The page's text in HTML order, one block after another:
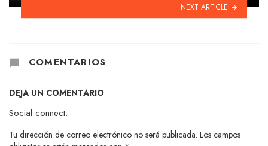
NEXT ARTICLE
COMENTARIOS
DEJA UN COMENTARIO
Social connect:
Tu dirección de correo electrónico no será publicada. Los campos